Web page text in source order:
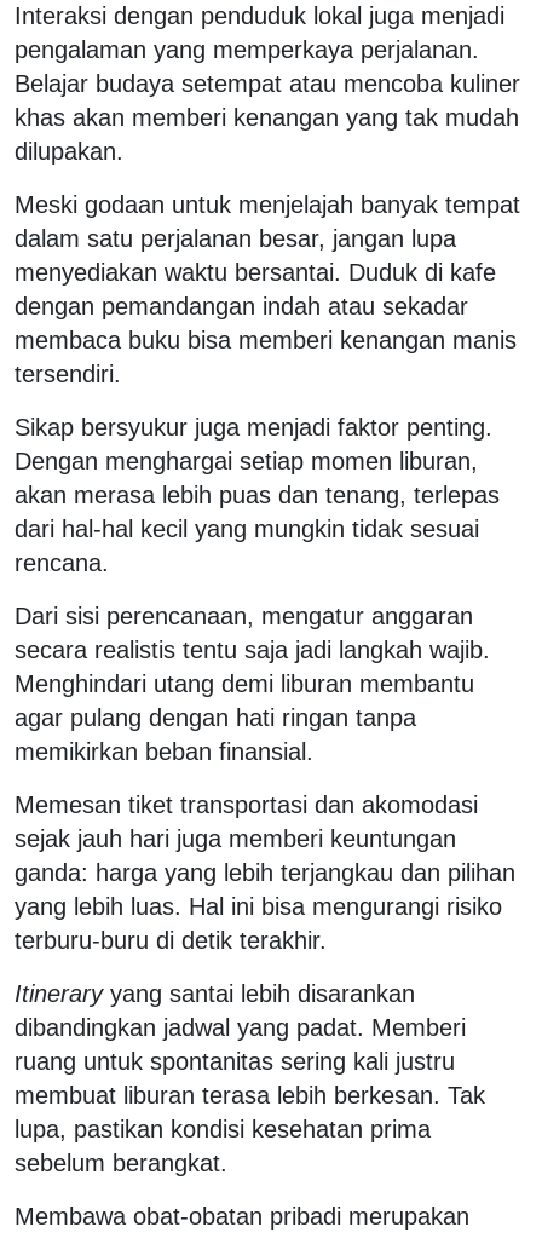
Interaksi dengan penduduk lokal juga menjadi
pengalaman yang memperkaya perjalanan.
Belajar budaya setempat atau mencoba kuliner
khas akan memberi kenangan yang tak mudah
dilupakan.
Meski godaan untuk menjelajah banyak tempat
dalam satu perjalanan besar, jangan lupa
menyediakan waktu bersantai. Duduk di kafe
dengan pemandangan indah atau sekadar
membaca buku bisa memberi kenangan manis
tersendiri.
Sikap bersyukur juga menjadi faktor penting.
Dengan menghargai setiap momen liburan,
akan merasa lebih puas dan tenang, terlepas
dari hal-hal kecil yang mungkin tidak sesuai
rencana.
Dari sisi perencanaan, mengatur anggaran
secara realistis tentu saja jadi langkah wajib.
Menghindari utang demi liburan membantu
agar pulang dengan hati ringan tanpa
memikirkan beban finansial.
Memesan tiket transportasi dan akomodasi
sejak jauh hari juga memberi keuntungan
ganda: harga yang lebih terjangkau dan pilihan
yang lebih luas. Hal ini bisa mengurangi risiko
terburu-buru di detik terakhir.
Itineraryyang santai lebih disarankan
dibandingkan jadwal yang padat. Memberi
ruang untuk spontanitas sering kali justru
membuat liburan terasa lebih berkesan. Tak
lupa, pastikan kondisi kesehatan prima
sebelum berangkat.
Membawa obat-obatan pribadi merupakan